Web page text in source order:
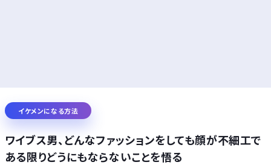
イケメンになる方法
ワイブス男、どんなファッションをしても顔が不細工で
ある限りどうにもならないことを悟る